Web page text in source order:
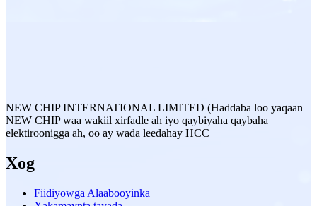
NEW CHIP INTERNATIONAL LIMITED (Haddaba loo yaqaan
NEW CHIP waa wakiil xirfadle ah iyo qaybiyaha qaybaha
elektiroonigga ah, oo ay wada leedahay HCC
Xog
Fiidiyowga Alaabooyinka